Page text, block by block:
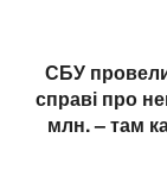
СБУ
справі про
млн. – там